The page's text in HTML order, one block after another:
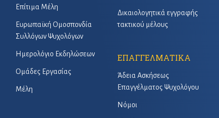
Επίτιμα Μέλη
Ευρωπαϊκή Ομοσπονδία
Συλλόγων Ψυχολόγων
Ημερολόγιο Εκδηλώσεων
Ομάδες Εργασίας
Μέλη
Δικαιολογητικά εγγραφής
τακτικού μέλους
ΕΠΑΓΓΕΛΜΑΤΙΚΑ
Άδεια Ασκήσεως
Επαγγέλματος Ψυχολόγου
Νόμοι